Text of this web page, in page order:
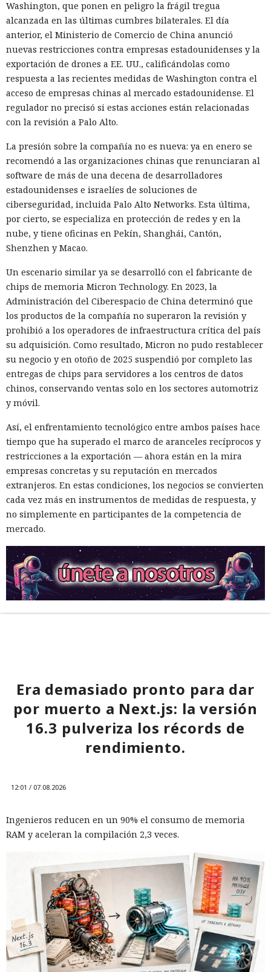
Washington, que ponen en peligro la frágil tregua
alcanzada en las últimas cumbres bilaterales. El día
anterior, el Ministerio de Comercio de China anunció
nuevas restricciones contra empresas estadounidenses y la
exportación de drones a EE. UU., calificándolas como
respuesta a las recientes medidas de Washington contra el
acceso de empresas chinas al mercado estadounidense. El
regulador no precisó si estas acciones están relacionadas
con la revisión a Palo Alto.
La presión sobre la compañía no es nueva: ya en enero se
recomendó a las organizaciones chinas que renunciaran al
software de más de una decena de desarrolladores
estadounidenses e israelíes de soluciones de
ciberseguridad, incluida Palo Alto Networks. Esta última,
por cierto, se especializa en protección de redes y en la
nube, y tiene oficinas en Pekín, Shanghái, Cantón,
Shenzhen y Macao.
Un escenario similar ya se desarrolló con el fabricante de
chips de memoria Micron Technology. En 2023, la
Administración del Ciberespacio de China determinó que
los productos de la compañía no superaron la revisión y
prohibió a los operadores de infraestructura crítica del país
su adquisición. Como resultado, Micron no pudo restablecer
su negocio y en otoño de 2025 suspendió por completo las
entregas de chips para servidores a los centros de datos
chinos, conservando ventas solo en los sectores automotriz
y móvil.
Así, el enfrentamiento tecnológico entre ambos países hace
tiempo que ha superado el marco de aranceles recíprocos y
restricciones a la exportación — ahora están en la mira
empresas concretas y su reputación en mercados
extranjeros. En estas condiciones, los negocios se convierten
cada vez más en instrumentos de medidas de respuesta, y
no simplemente en participantes de la competencia de
mercado.
Era demasiado pronto para dar
por muerto a Next.js: la versión
16.3 pulveriza los récords de
rendimiento.
12:01 / 07.08.2026
Ingenieros reducen en un 90% el consumo de memoria
RAM y aceleran la compilación 2,3 veces.